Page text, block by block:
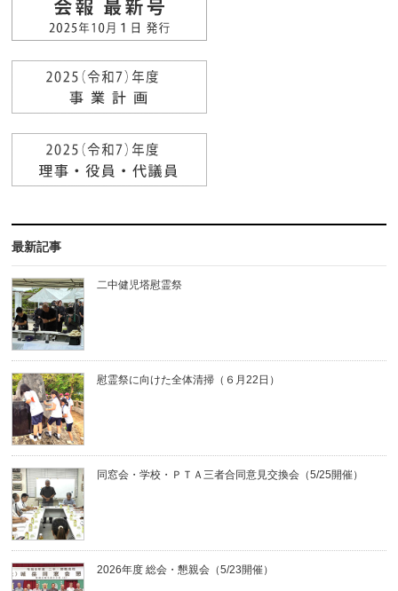
最新記事
二中健児塔慰霊祭
慰霊祭に向けた全体清掃（６月22日）
同窓会・学校・ＰＴＡ三者合同意見交換会（5/25開催）
2026年度 総会・懇親会（5/23開催）